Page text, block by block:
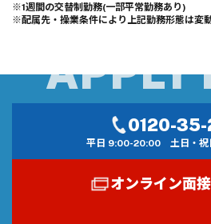
※1週間の交替制勤務(一部平常勤務あり)
※配属先・操業条件により上記勤務形態は変動
0120-35-
平日 9:00-20:00 土日・
オンライン面